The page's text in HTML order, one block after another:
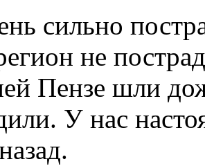
сильно
не
Пензе шли
У нас